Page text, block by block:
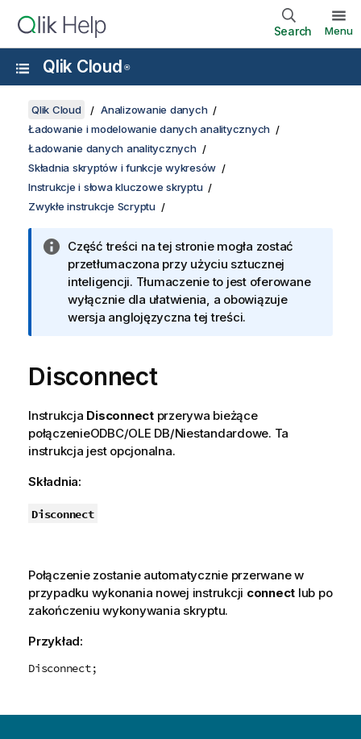
Search Menu
Qlik Cloud ®
Qlik Cloud
Analizowanie danych
Ładowanie i modelowanie danych analitycznych
Ładowanie danych analitycznych
Składnia skryptów i funkcje wykresów
Instrukcje i słowa kluczowe skryptu
Zwykłe instrukcje Scryptu
Część treści na tej stronie mogła zostać
przetłumaczona przy użyciu sztucznej
inteligencji. Tłumaczenie to jest oferowane
wyłącznie dla ułatwienia, a obowiązuje
wersja anglojęzyczna tej treści.
Disconnect
Instrukcja Disconnectprzerywa bieżące
połączenieODBC/OLE DB/Niestandardowe. Ta
instrukcja jest opcjonalna.
Składnia:
Disconnect
Połączenie zostanie automatycznie przerwane w
przypadku wykonania nowej instrukcji connect lub po
zakończeniu wykonywania skryptu.
Przykład:
Disconnect;